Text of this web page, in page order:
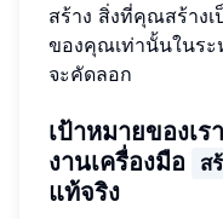
สร้าง สิ่งที่คุณสร้าง
ของคุณเท่านั้นในร
จะคัดลอก
เป้าหมายของเ
งานเครื่องมือ
ส
แท้จริง